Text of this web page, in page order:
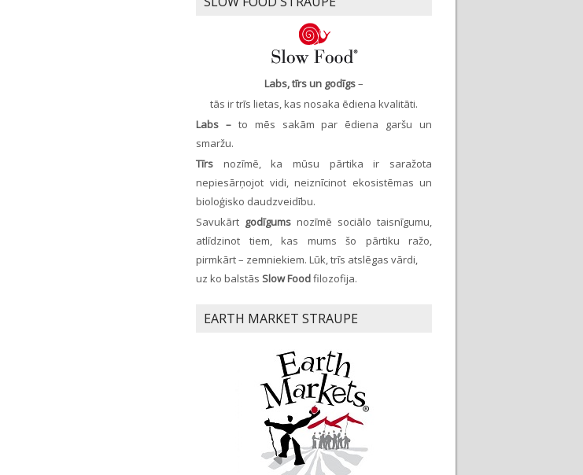
Labs, tīrs un godīgs–
tās ir trīs lietas, kas nosaka ēdiena kvalitāti.
Labs – to mēs sakām par ēdiena garšu un
smaržu.
Tīrs nozīmē, ka mūsu pārtika ir saražota
nepiesārņojot vidi, neiznīcinot ekosistēmas un
bioloģisko daudzveidību.
Savukārt godīgums nozīmē sociālo taisnīgumu,
atlīdzinot tiem, kas mums šo pārtiku ražo,
pirmkārt – zemniekiem. Lūk, trīs atslēgas vārdi,
uz ko balstās Slow Foodfilozofija.
EARTH MARKET STRAUPE